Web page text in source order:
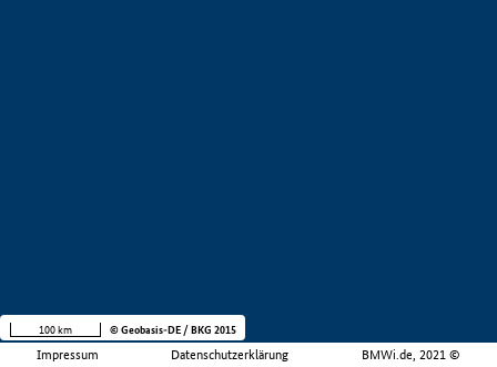
Impressum Datenschutzerklärung BMWi.de, 2021 ©
100 km © Geobasis-DE / BKG 2015